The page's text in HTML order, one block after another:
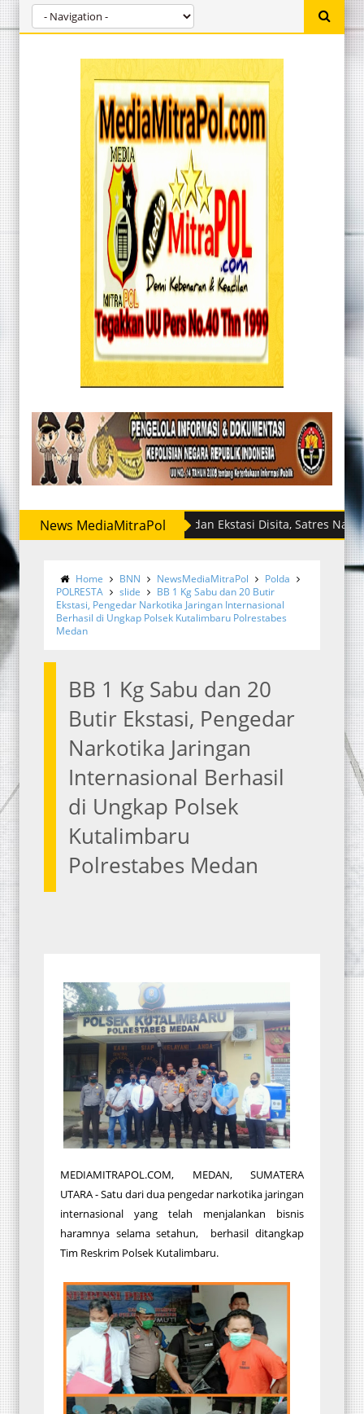
News MediaMitraPolSabu dan Ekstasi Disita, Satres Narkoba
Home BNN NewsMediaMitraPol
Polda
POLRESTA
slide
BB 1 Kg Sabu dan 20 Butir
Ekstasi, Pengedar Narkotika Jaringan Internasional
Berhasil di Ungkap Polsek Kutalimbaru Polrestabes
Medan
BB 1 Kg Sabu dan 20
Butir Ekstasi, Pengedar
Narkotika Jaringan
Internasional Berhasil
di Ungkap Polsek
Kutalimbaru
Polrestabes Medan
MEDIAMITRAPOL.COM, MEDAN, SUMATERA
UTARA - Satu dari dua pengedar narkotika jaringan
internasional yang telah menjalankan bisnis
haramnya selama setahun, berhasil ditangkap
Tim Reskrim Polsek Kutalimbaru.